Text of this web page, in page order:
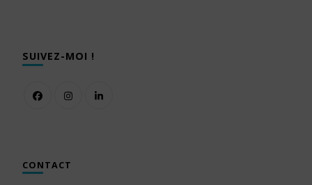
SUIVEZ-MOI !
CONTACT